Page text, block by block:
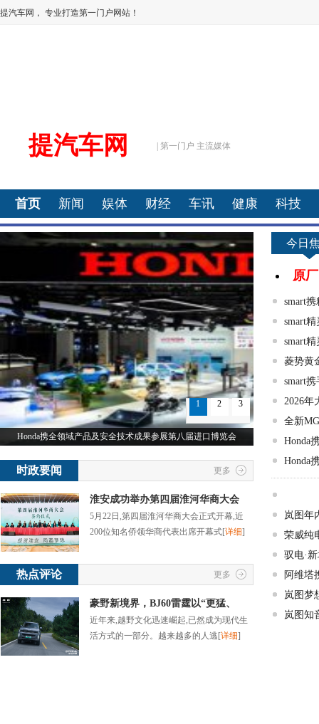
提汽车网， 专业打造第一门户网站！
提汽车网 | 第一门户 主流媒体
首页 新闻 娱体 财经 车讯 健康 科技
Honda携全领域产品及安全技术成果参展第八届进口博览会
1 2 3
时政要闻 更多
淮安成功举办第四届淮河华商大会
5月22日,第四届淮河华商大会正式开幕,近
200位知名侨领华商代表出席开幕式[详细]
热点评论 更多
豪野新境界，BJ60雷霆以“更猛、
近年来,越野文化迅速崛起,已然成为现代生
活方式的一部分。越来越多的人逃 [详细]
今日
原
smart
smart
smart
菱势黄
smart携
2026年
全新
Honda
Honda
岚图年
荣威纯
驭电·
阿维塔
岚图梦
岚图知